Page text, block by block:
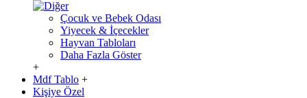
Çocuk ve Bebek Odası
Yiyecek & İçecekler
Hayvan Tabloları
Daha Fazla Göster
+
Mdf Tablo +
Kişiye Özel